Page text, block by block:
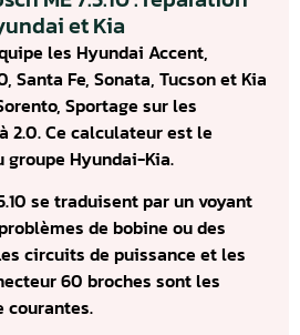
et Kia
les Hyundai Accent,
Santa Fe, Sonata, Tucson et Kia
Sportage sur les
2.0. Ce calculateur est le
groupe Hyundai-Kia.
se traduisent par un voyant
de bobine ou des
circuits de puissance et les
60 broches sont les
courantes.